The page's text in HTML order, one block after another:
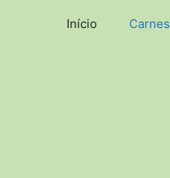
Início Carnes